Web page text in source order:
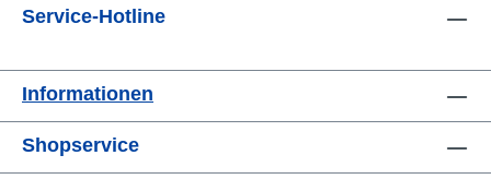
von Poonam Nagpal entwickelte
Unterkombinationen. Anwenderhandbuch
von Rolf Aglaster, DIN A4, Auflage 2023,
große Karte 9er Stern in A3 (laminiert 2*125µ)
zum gleichzeitigen Übertragen von bis zu 9
Sanjeevini, große karte 12er Stern in A4
Service-Hotline
Informationen
Shopservice